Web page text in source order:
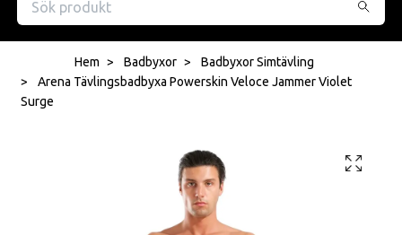
Hem Badbyxor
Badbyxor Simtävling
Arena Tävlingsbadbyxa Powerskin Veloce Jammer Violet
Surge